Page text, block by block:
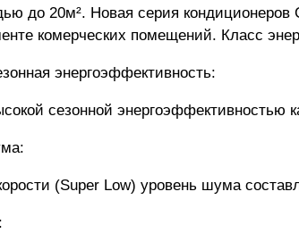
до 20м². Новая серия кондиционеров
комерческих помещений. Класс
энергоэффективность:
сезонной
(Super Low) уровень шума